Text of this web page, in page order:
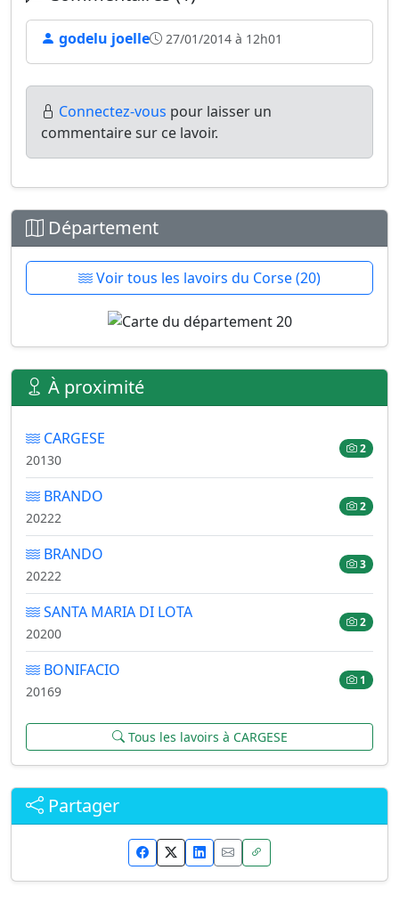
godelu joelle 27/01/2014 à 12h01
Connectez-vous pour laisser un
commentaire sur ce lavoir.
Département
Voir tous les lavoirs du Corse (20)
À proximité
CARGESE
20130
2
BRANDO
20222
2
BRANDO
20222
3
SANTA MARIA DI LOTA
20200
2
BONIFACIO
20169
1
Tous les lavoirs à CARGESE
Partager